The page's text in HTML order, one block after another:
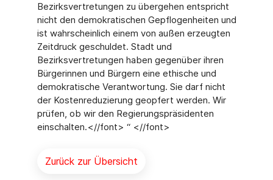
Bezirksvertretungen zu übergehen entspricht
nicht den demokratischen Gepflogenheiten und
ist wahrscheinlich einem von außen erzeugten
Zeitdruck geschuldet. Stadt und
Bezirksvertretungen haben gegenüber ihren
Bürgerinnen und Bürgern eine ethische und
demokratische Verantwortung. Sie darf nicht
der Kostenreduzierung geopfert werden. Wir
prüfen, ob wir den Regierungspräsidenten
einschalten.<//font> “ <//font>
Zurück zur Übersicht